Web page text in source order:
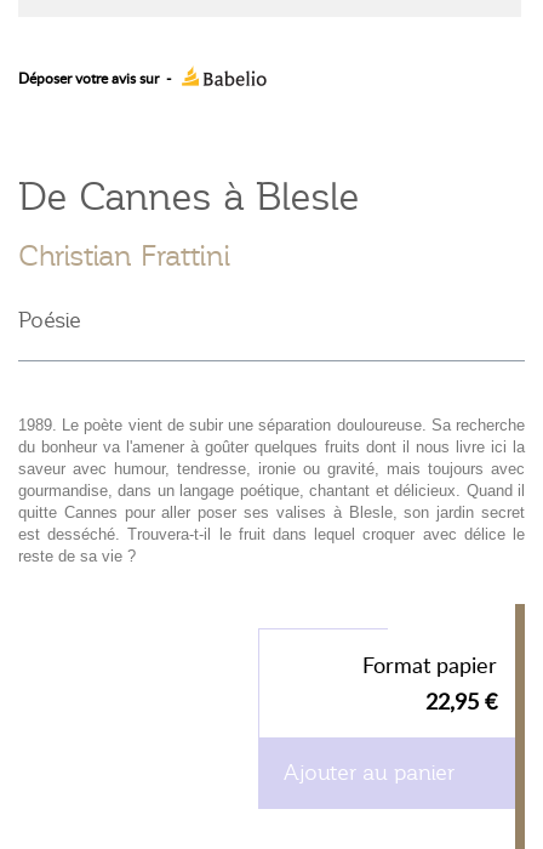
Déposer votre avis sur -
De Cannes à Blesle
Christian Frattini
Poésie
1989. Le poète vient de subir une séparation douloureuse. Sa recherche
du bonheur va l'amener à goûter quelques fruits dont il nous livre ici la
saveur avec humour, tendresse, ironie ou gravité, mais toujours avec
gourmandise, dans un langage poétique, chantant et délicieux. Quand il
quitte Cannes pour aller poser ses valises à Blesle, son jardin secret
est desséché. Trouvera-t-il le fruit dans lequel croquer avec délice le
reste de sa vie ?
Format papier
22,95 €
Ajouter au panier